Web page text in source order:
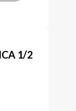
1/2